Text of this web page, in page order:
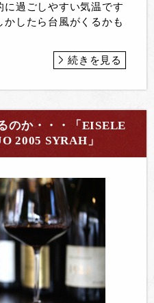
に過ごしやすい気温です
したら台風がくるかも
続きを見る
のか・・・「EISELE
2005 SYRAH」